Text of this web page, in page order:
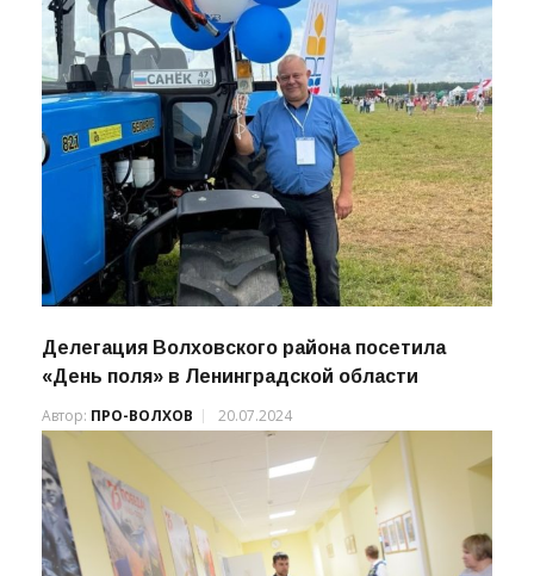
Делегация Волховского района посетила
«День поля» в Ленинградской области
Автор: ПРО-ВОЛХОВ 20.07.2024